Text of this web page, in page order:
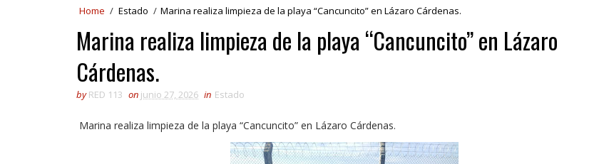
Home / Estado / Marina realiza limpieza de la playa “Cancuncito” en Lázaro Cárdenas.
Marina realiza limpieza de la playa “Cancuncito” en Lázaro
Cárdenas.
by RED 113 on junio 27, 2026 in Estado
Marina realiza limpieza de la playa “Cancuncito” en Lázaro Cárdenas.